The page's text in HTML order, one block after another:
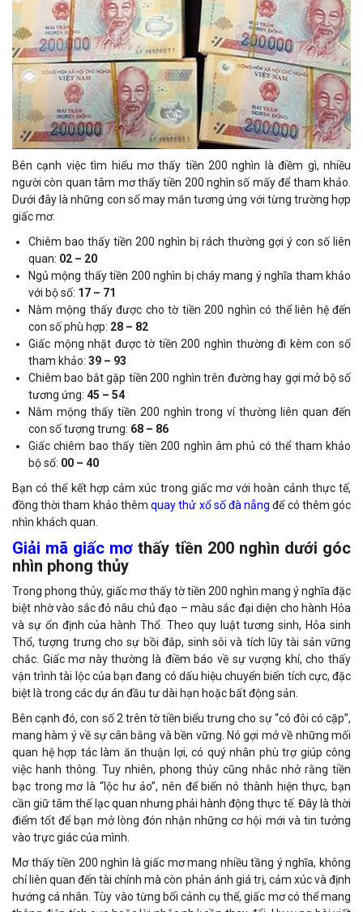
Bên cạnh việc tìm hiểu mơ thấy tiền 200 nghìn là điềm gì, nhiều
người còn quan tâm mơ thấy tiền 200 nghìn số mấy để tham khảo.
Dưới đây là những con số may mắn tương ứng với từng trường hợp
giấc mơ:
Chiêm bao thấy tiền 200 nghìn bị rách thường gợi ý con số liên
quan: 02 – 20
Ngủ mộng thấy tiền 200 nghìn bị cháy mang ý nghĩa tham khảo
với bộ số: 17 – 71
Nằm mộng thấy được cho tờ tiền 200 nghìn có thể liên hệ đến
con số phù hợp: 28 – 82
Giấc mộng nhặt được tờ tiền 200 nghìn thường đi kèm con số
tham khảo: 39 – 93
Chiêm bao bắt gặp tiền 200 nghìn trên đường hay gợi mở bộ số
tương ứng: 45 – 54
Nằm mộng thấy tiền 200 nghìn trong ví thường liên quan đến
con số tượng trưng: 68 – 86
Giấc chiêm bao thấy tiền 200 nghìn âm phủ có thể tham khảo
bộ số: 00 – 40
Bạn có thể kết hợp cảm xúc trong giấc mơ với hoàn cảnh thực tế,
đồng thời tham khảo thêmquay thử xổ số đà nẵng để có thêm góc
nhìn khách quan.
Giải mã giấc mơ thấy tiền 200 nghìn dưới góc
nhìn phong thủy
Trong phong thủy, giấc mơ thấy tờ tiền 200 nghìn mang ý nghĩa đặc
biệt nhờ vào sắc đỏ nâu chủ đạo – màu sắc đại diện cho hành Hỏa
và sự ổn định của hành Thổ. Theo quy luật tương sinh, Hỏa sinh
Thổ, tượng trưng cho sự bồi đắp, sinh sôi và tích lũy tài sản vững
chắc. Giấc mơ này thường là điềm báo về sự vượng khí, cho thấy
vận trình tài lộc của bạn đang có dấu hiệu chuyển biến tích cực, đặc
biệt là trong các dự án đầu tư dài hạn hoặc bất động sản.
Bên cạnh đó, con số 2 trên tờ tiền biểu trưng cho sự “có đôi có cặp”,
mang hàm ý về sự cân bằng và bền vững. Nó gợi mở về những mối
quan hệ hợp tác làm ăn thuận lợi, có quý nhân phù trợ giúp công
việc hanh thông. Tuy nhiên, phong thủy cũng nhắc nhở rằng tiền
bạc trong mơ là “lộc hư ảo”, nên để biến nó thành hiện thực, bạn
cần giữ tâm thế lạc quan nhưng phải hành động thực tế. Đây là thời
điểm tốt để bạn mở lòng đón nhận những cơ hội mới và tin tưởng
vào trực giác của mình.
Mơ thấy tiền 200 nghìn là giấc mơ mang nhiều tầng ý nghĩa, không
chỉ liên quan đến tài chính mà còn phản ánh giá trị, cảm xúc và định
hướng cá nhân. Tùy vào từng bối cảnh cụ thể, giấc mơ có thể mang